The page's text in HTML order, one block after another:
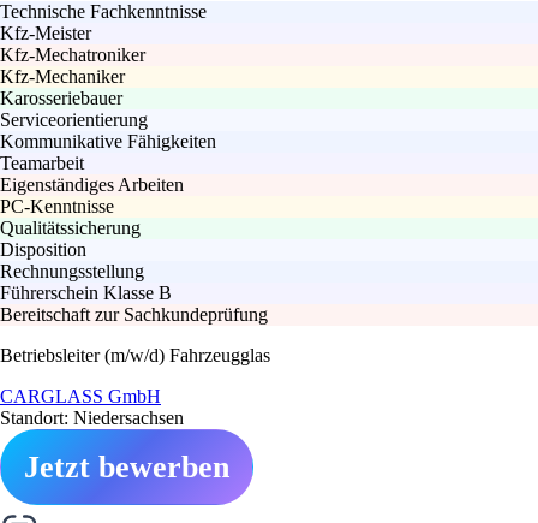
Technische Fachkenntnisse
Kfz-Meister
Kfz-Mechatroniker
Kfz-Mechaniker
Karosseriebauer
Serviceorientierung
Kommunikative Fähigkeiten
Teamarbeit
Eigenständiges Arbeiten
PC-Kenntnisse
Qualitätssicherung
Disposition
Rechnungsstellung
Führerschein Klasse B
Bereitschaft zur Sachkundeprüfung
Betriebsleiter (m/w/d) Fahrzeugglas
CARGLASS GmbH
Standort: Niedersachsen
Jetzt bewerben